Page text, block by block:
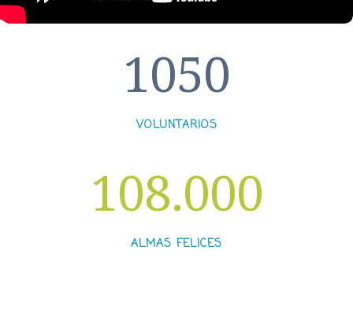
1050
VOLUNTARIOS
108.000
ALMAS FELICES